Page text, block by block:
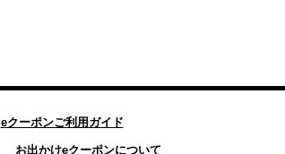
eクーポンご利用ガイド
お出かけeクーポンについて